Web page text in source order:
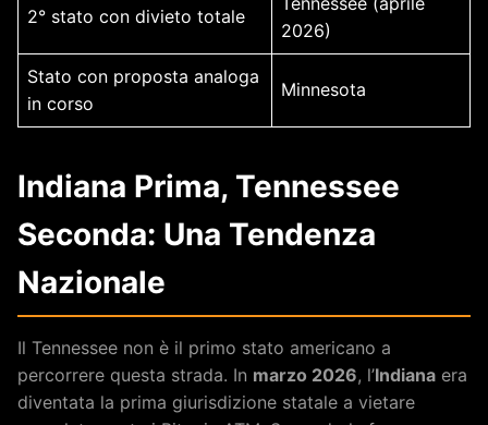
2° stato con divieto totale
2026)
Stato con proposta analoga
in corso
Minnesota
Indiana Prima, Tennessee
Seconda: Una Tendenza
Nazionale
Il Tennessee non è il primo stato americano a
percorrere questa strada. In marzo 2026, l’Indiana era
diventata la prima giurisdizione statale a vietare